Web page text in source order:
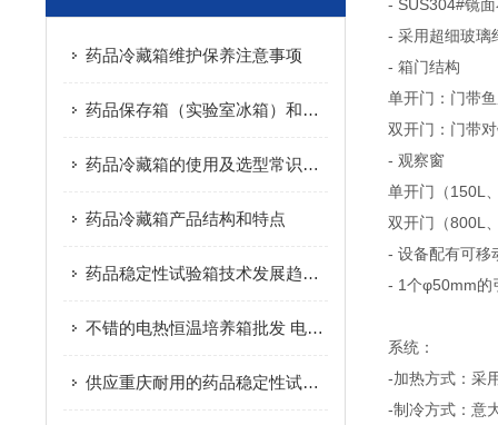
药品冷藏箱维护保养注意事项
药品保存箱（实验室冰箱）和家用冰箱的区别
药品冷藏箱的使用及选型常识解析
药品冷藏箱产品结构和特点
药品稳定性试验箱技术发展趋势与市场前景
不错的电热恒温培养箱批发 电热恒温培养箱供货厂家
供应重庆耐用的药品稳定性试验箱|批售药品稳定性试验箱
- SUS304#镜
- 采用超细玻璃
- 箱门结构
单开门：门带
双开门：门带
- 观察窗
单开门（150L
双开门（800L
- 设备配有可移
- 1个φ50mm的
系统：
-加热方式：采
-制冷方式：意